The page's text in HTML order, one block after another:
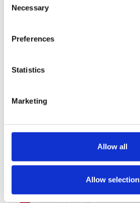
Selection
Necessary
Preferences
Statistics
Marketing
Allow all
Allow selection
Uganda (UGX USh)
Ungarn (HUF Ft)
Usbekistan (UZS
Vanuatu (VUV Vt)
Vatikanstadt (EUR €)